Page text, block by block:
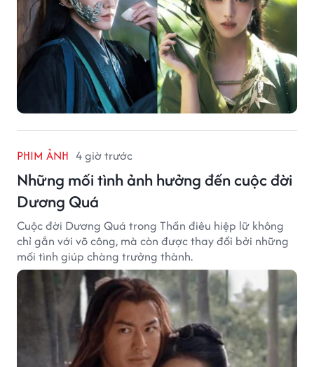
PHIM ẢNH 4 giờ trước
Những mối tình ảnh hưởng đến cuộc đời
Dương Quá
Cuộc đời Dương Quá trong Thần điêu hiệp lữ không
chỉ gắn với võ công, mà còn được thay đổi bởi những
mối tình giúp chàng trưởng thành.